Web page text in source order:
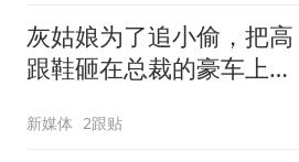
灰姑娘为了追小偷，把高
跟鞋砸在总裁的豪车上，
新媒体 2跟贴